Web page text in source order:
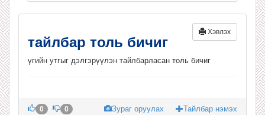
Хэвлэх
тайлбар толь бичиг
үгийн утгыг дэлгэрүүлэн тайлбарласан толь бичиг
Зураг оруулах Тайлбар нэмэх
0 0